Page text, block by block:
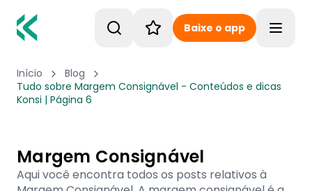
Baixe o app
Início
Blog
Tudo sobre Margem Consignável - Conteúdos e dicas
Konsi | Página 6
Margem Consignável
Aqui você encontra todos os posts relativos à